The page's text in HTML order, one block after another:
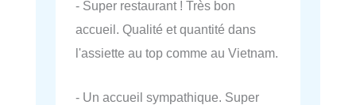
- Super restaurant ! Très bon
accueil. Qualité et quantité dans
l'assiette au top comme au Vietnam.
- Un accueil sympathique. Super